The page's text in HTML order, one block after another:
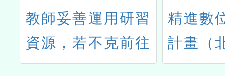
教師妥善運用研習
資源，若不克前往
應提前取消，以維
精進數
計畫（
理教師